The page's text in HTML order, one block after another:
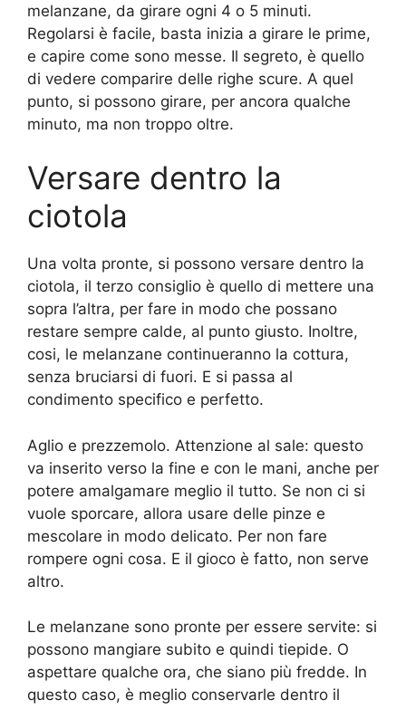
melanzane, da girare ogni 4 o 5 minuti.
Regolarsi è facile, basta inizia a girare le prime,
e capire come sono messe. Il segreto, è quello
di vedere comparire delle righe scure. A quel
punto, si possono girare, per ancora qualche
minuto, ma non troppo oltre.
Versare dentro la
ciotola
Una volta pronte, si possono versare dentro la
ciotola, il terzo consiglio è quello di mettere una
sopra l’altra, per fare in modo che possano
restare sempre calde, al punto giusto. Inoltre,
cosi, le melanzane continueranno la cottura,
senza bruciarsi di fuori. E si passa al
condimento specifico e perfetto.
Aglio e prezzemolo. Attenzione al sale: questo
va inserito verso la fine e con le mani, anche per
potere amalgamare meglio il tutto. Se non ci si
vuole sporcare, allora usare delle pinze e
mescolare in modo delicato. Per non fare
rompere ogni cosa. E il gioco è fatto, non serve
altro.
Le melanzane sono pronte per essere servite: si
possono mangiare subito e quindi tiepide. O
aspettare qualche ora, che siano più fredde. In
questo caso, è meglio conservarle dentro il